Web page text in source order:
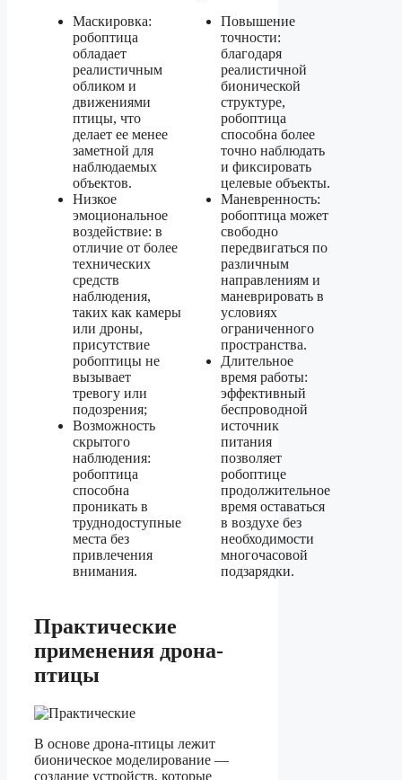
Маскировка:
робоптица
обладает
реалистичным
обликом и
движениями
птицы, что
делает ее менее
заметной для
наблюдаемых
объектов.
Низкое
эмоциональное
воздействие: в
отличие от более
технических
средств
наблюдения,
таких как камеры
или дроны,
присутствие
робоптицы не
вызывает
тревогу или
подозрения;
Возможность
скрытого
наблюдения:
робоптица
способна
проникать в
труднодоступные
места без
привлечения
внимания.
Повышение
точности:
благодаря
реалистичной
бионической
структуре,
робоптица
способна более
точно наблюдать
и фиксировать
целевые объекты.
Маневренность:
робоптица может
свободно
передвигаться по
различным
направлениям и
маневрировать в
условиях
ограниченного
пространства.
Длительное
время работы:
эффективный
беспроводной
источник
питания
позволяет
робоптице
продолжительное
время оставаться
в воздухе без
необходимости
многочасовой
подзарядки.
Практические
применения дрона-
птицы
В основе дрона-птицы лежит
бионическое моделирование —
создание устройств, которые